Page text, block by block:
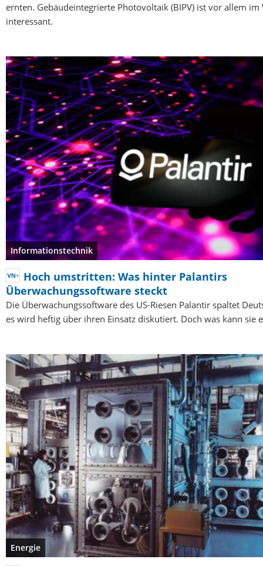
ernten. Gebäudeintegrierte Photovoltaik (BIPV) ist vor allem im
interessant.
Informationstechnik
Hoch umstritten: Was hinter Palantirs
Überwachungssoftware steckt
Die Überwachungssoftware des US-Riesen Palantir spaltet
es wird heftig über ihren Einsatz diskutiert. Doch was kann sie
Energie